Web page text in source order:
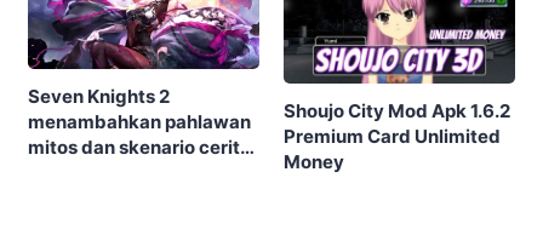
Seven Knights 2
menambahkan pahlawan
mitos dan skenario cerita
Shoujo City Mod Apk 1.6.2
Premium Card Unlimited
Money